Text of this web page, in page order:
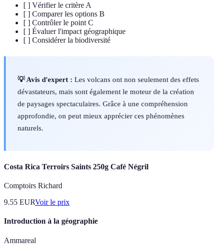
[ ] Vérifier le critère A
[ ] Comparer les options B
[ ] Contrôler le point C
[ ] Évaluer l'impact géographique
[ ] Considérer la biodiversité
💡 Avis d'expert : Les volcans ont non seulement des effets
dévastateurs, mais sont également le moteur de la création
de paysages spectaculaires. Grâce à une compréhension
approfondie, on peut mieux apprécier ces phénomènes
naturels.
Costa Rica Terroirs Saints 250g Café Négril
Comptoirs Richard
9.55 EURVoir le prix
Introduction à la géographie
Ammareal